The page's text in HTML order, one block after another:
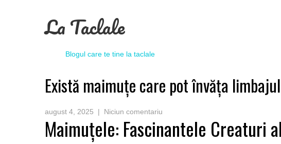
La Taclale
Blogul care te tine la taclale
Există maimuțe care pot învăța
august 4, 2025 | Niciun comentariu
Maimuțele: Fascinantele Creaturi